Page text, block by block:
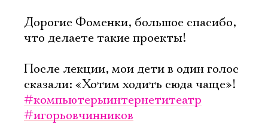
Дорогие Фоменки, большое спасибо,
что делаете такие проекты!
После лекции, мои дети в один голос
сказали: «Хотим ходить сюда чаще»!
#компьютерыинтернетитеатр
#игорьовчинников